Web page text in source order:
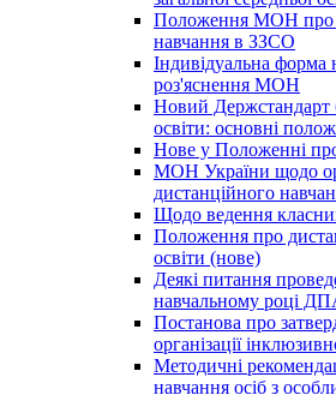
Положення МОН про
навчання в ЗЗСО
Індивідуальна форма
роз'яснення МОН
Новий Держстандарт
освіти: основні
Нове у Положенні
МОН України щодо
дистанційного
Щодо ведення
Положення про
освіти (нове)
Деякі питання
навчальному році
Постанова про
організації
Методичні
навчання осіб з